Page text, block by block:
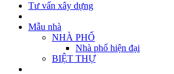
Tư vấn xây dựng
Mẫu nhà
NHÀ PHỐ
Nhà phố hiện đại
BIỆT THỰ